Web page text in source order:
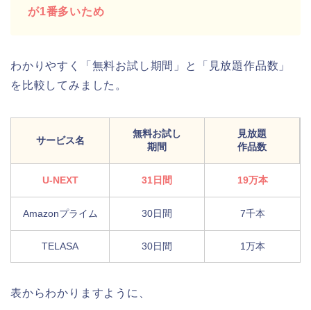
が1番多いため
わかりやすく「無料お試し期間」と「見放題作品数」
を比較してみました。
サービス名
無料お試し
期間
見放題
作品数
U-NEXT 31日間 19万本
Amazonプライム 30日間 7千本
TELASA 30日間 1万本
表からわかりますように、